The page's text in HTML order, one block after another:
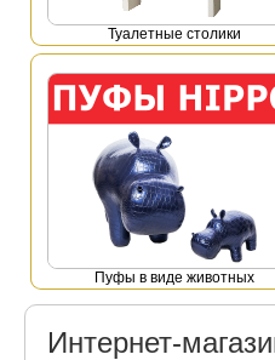
Туалетные столики
Пуфы в виде животных
Интернет-